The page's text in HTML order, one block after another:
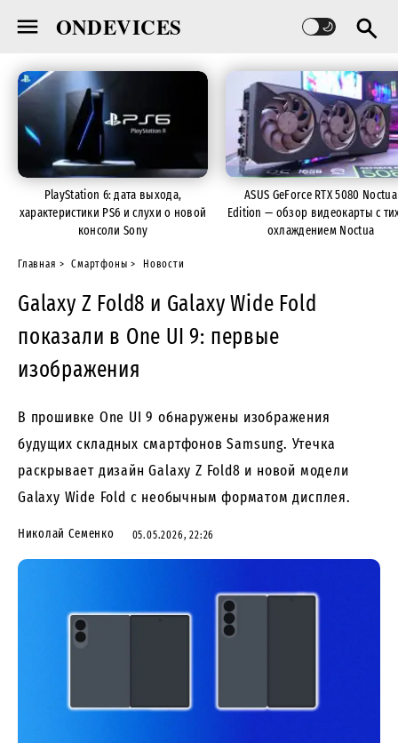
ONDEVICES
PlayStation 6: дата выхода,
характеристики PS6 и слухи о новой
консоли Sony
ASUS GeForce RTX 5080 Noctua
Edition — обзор видеокарты с
охлаждением Noctua
Главная Смартфоны Новости
Galaxy Z Fold8 и Galaxy Wide Fold
показали в One UI 9: первые
изображения
В прошивке One UI 9 обнаружены изображения
будущих складных смартфонов Samsung. Утечка
раскрывает дизайн Galaxy Z Fold8 и новой модели
Galaxy Wide Fold с необычным форматом дисплея.
Николай Семенко 05.05.2026, 22:26